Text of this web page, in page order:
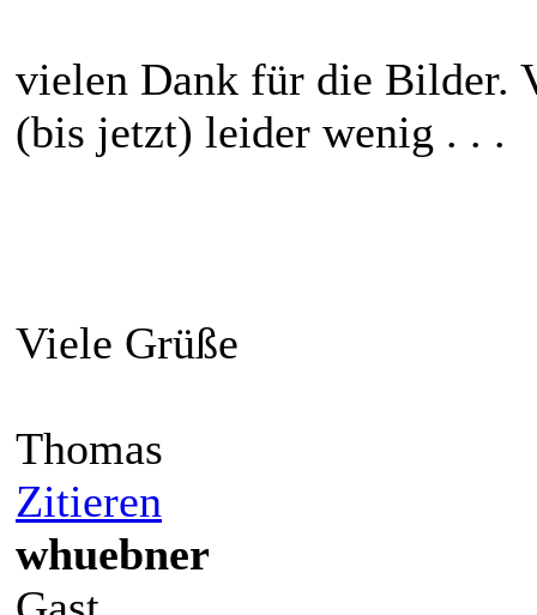
vielen Dank für die Bilder.
(bis jetzt) leider wenig . . .
Viele Grüße
Thomas
Zitieren
whuebner